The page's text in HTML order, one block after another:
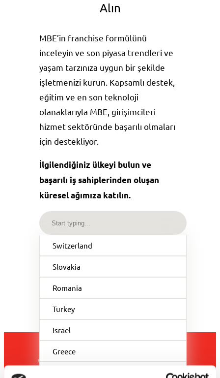
Alın
MBE’in franchise formülünü
inceleyin ve son piyasa trendleri ve
yaşam tarzınıza uygun bir şekilde
işletmenizi kurun. Kapsamlı destek,
eğitim ve en son teknoloji
olanaklarıyla MBE, girişimcileri
hizmet sektöründe başarılı olmaları
için destekliyor.
İlgilendiğiniz ülkeyi bulun ve
başarılı iş sahiplerinden oluşan
küresel ağımıza katılın.
Switzerland
Slovakia
Romania
Turkey
Israel
Greece
Gelin birebir sohbet edelim